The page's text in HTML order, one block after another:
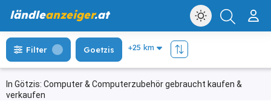
ländleanzeiger.at
In Götzis: Computer & Computerzubehör gebraucht kaufen &
verkaufen
Filter Goetzis